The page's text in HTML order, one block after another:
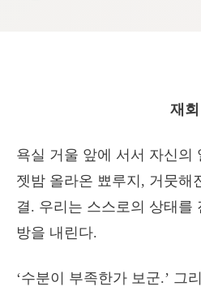
재
욕실 거울 앞에 서서 자신의
젯밤 올라온 뾰루지, 거뭇해
결. 우리는 스스로의 상태를
방을 내린다.
‘수분이 부족한가 보군.’ 그